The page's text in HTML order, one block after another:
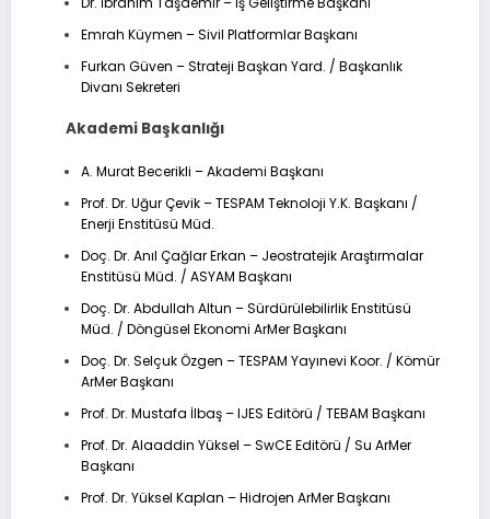
Emrah Küymen – Sivil Platformlar Başkanı
Furkan Güven – Strateji Başkan Yard. / Başkanlık
Divanı Sekreteri
Akademi Başkanlığı
A. Murat Becerikli – Akademi Başkanı
Prof. Dr. Uğur Çevik – TESPAM Teknoloji Y.K. Başkanı /
Enerji Enstitüsü Müd.
Doç. Dr. Anıl Çağlar Erkan – Jeostratejik Araştırmalar
Enstitüsü Müd. / ASYAM Başkanı
Doç. Dr. Abdullah Altun – Sürdürülebilirlik Enstitüsü
Müd. / Döngüsel Ekonomi ArMer Başkanı
Doç. Dr. Selçuk Özgen – TESPAM Yayınevi Koor. / Kömür
ArMer Başkanı
Prof. Dr. Mustafa İlbaş – IJES Editörü / TEBAM Başkanı
Prof. Dr. Alaaddin Yüksel – SwCE Editörü / Su ArMer
Başkanı
Prof. Dr. Yüksel Kaplan – Hidrojen ArMer Başkanı